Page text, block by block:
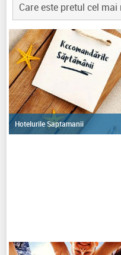
Care este pretul cel mai
Hotelurile Saptamanii